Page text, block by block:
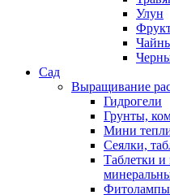
Улун
Сад
Выращивание
Гидрогели
Грунты,
Мини
Сеялки,
Таблетки и
Фитолампы